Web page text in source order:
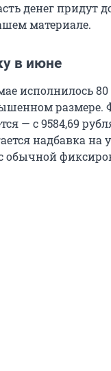
денег придут
материале.
в июне
исполнилось
размере.
— с 9584,69
надбавка на
обычной